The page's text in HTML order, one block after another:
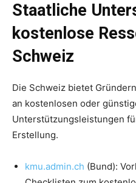
Staatliche
kostenlose
Schweiz
Die Schweiz bietet
an kostenlosen oder
Unterstützungsleistungen
Erstellung.
kmu.admin.ch (Bund):